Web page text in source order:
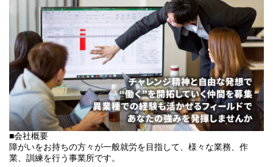
◾️活動頻度
現在は、土日祝日で月4~8回程度、一日を通して活動しています。
◾️活動参加対象者
イベント参加者は主に小学生までが参加していますが、中学生が
参加するイベントなども積極的に企画していきたいです！
ご自身のこどもとしたいことや、こどもたちに経験してほしいこ
となどの持ち込み企画も大賛成です！ぜひアイデアを教えてくだ
さい！
◾️報酬
業務内容やご相談に応じて、無償ボランティアや有償ボランティ
アなど柔軟な働き方を調整させていただきます。
これまで延べ4,000名の障がい者雇用ネットワークを構築していま
個々に合わせたマネジメントを実施し、業務とのマッチングによ
り仕事への“意欲”や“働きがい”を引き出します。
様々なスキルや能力を持った人材と業務のマッチングにより、障
がい者の“底力”を引き出し戦力化を実現します。
その他にもEC事業やスニーカー事業、飲食事業やM&A等様々なチ
ャレンジを行い、
社員や障がい者の自己実現に向けて事業を展開しています。
■社員を大切にする社風です
社会保険完備はもちろん、出産祝い金や資格取得補助制度なども
ご用意。安定した生活基盤を確保できるよう整えています。
人事評価システムの導入や福利厚生の充実を図り、社員のモチベ
ーションアップにつなげています。
■会社概要
障がいをお持ちの方々が一般就労を目指して、様々な業務、作
業、訓練を行う事業所です。